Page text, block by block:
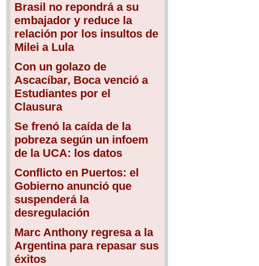
Brasil no repondrá a su
embajador y reduce la
relación por los insultos de
Milei a Lula
Con un golazo de
Ascacíbar, Boca venció a
Estudiantes por el
Clausura
Se frenó la caída de la
pobreza según un infoem
de la UCA: los datos
Conflicto en Puertos: el
Gobierno anunció que
suspenderá la
desregulación
Marc Anthony regresa a la
Argentina para repasar sus
éxitos